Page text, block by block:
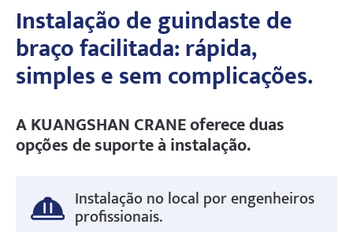
intenso.
Instalação de guindaste de
braço facilitada: rápida,
simples e sem complicações.
A KUANGSHAN CRANE oferece duas
opções de suporte à instalação.
Instalação no local por engenheiros
profissionais.